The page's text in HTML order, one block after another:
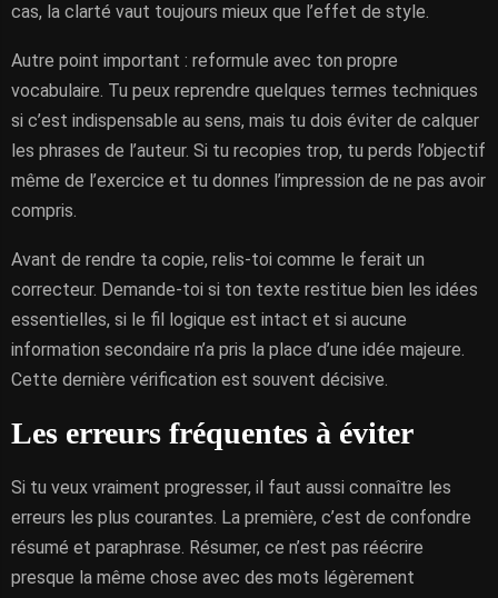
cas, la clarté vaut toujours mieux que l’effet de style.
Autre point important : reformule avec ton propre
vocabulaire. Tu peux reprendre quelques termes techniques
si c’est indispensable au sens, mais tu dois éviter de calquer
les phrases de l’auteur. Si tu recopies trop, tu perds l’objectif
même de l’exercice et tu donnes l’impression de ne pas avoir
compris.
Avant de rendre ta copie, relis-toi comme le ferait un
correcteur. Demande-toi si ton texte restitue bien les idées
essentielles, si le fil logique est intact et si aucune
information secondaire n’a pris la place d’une idée majeure.
Cette dernière vérification est souvent décisive.
Les erreurs fréquentes à éviter
Si tu veux vraiment progresser, il faut aussi connaître les
erreurs les plus courantes. La première, c’est de confondre
résumé et paraphrase. Résumer, ce n’est pas réécrire
presque la même chose avec des mots légèrement